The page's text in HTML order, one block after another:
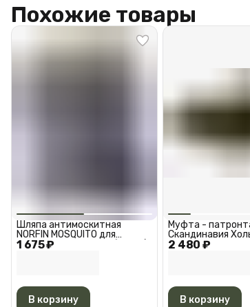
Похожие товары
1 675 ₽
Шляпа антимоскитная
NORFIN MOSQUITO для
туризма. охоты и рыбалки /
В корзину
2 480 ₽
Муфта -
Скандинавия
В корзину